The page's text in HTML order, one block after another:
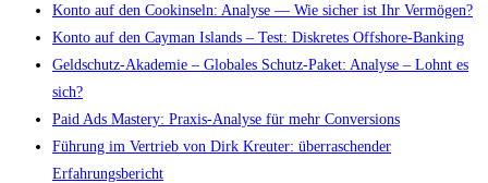
Konto auf den Cookinseln: Analyse — Wie sicher ist Ihr Vermögen?
Konto auf den Cayman Islands – Test: Diskretes Offshore-Banking
Geldschutz-Akademie – Globales Schutz-Paket: Analyse – Lohnt es
sich?
Paid Ads Mastery: Praxis-Analyse für mehr Conversions
Führung im Vertrieb von Dirk Kreuter: überraschender
Erfahrungsbericht